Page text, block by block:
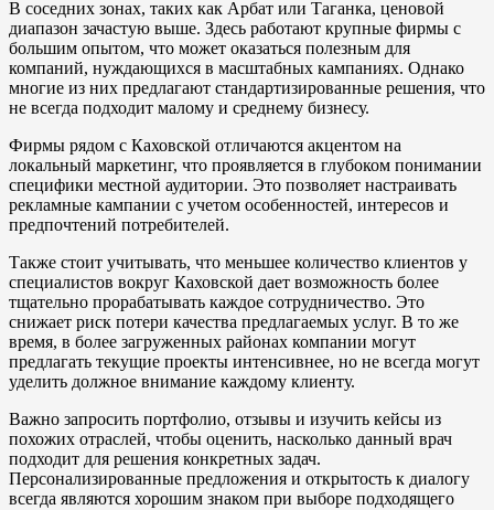
В соседних зонах, таких как Арбат или Таганка, ценовой
диапазон зачастую выше. Здесь работают крупные фирмы с
большим опытом, что может оказаться полезным для
компаний, нуждающихся в масштабных кампаниях. Однако
многие из них предлагают стандартизированные решения, что
не всегда подходит малому и среднему бизнесу.
Фирмы рядом с Каховской отличаются акцентом на
локальный маркетинг, что проявляется в глубоком понимании
специфики местной аудитории. Это позволяет настраивать
рекламные кампании с учетом особенностей, интересов и
предпочтений потребителей.
Также стоит учитывать, что меньшее количество клиентов у
специалистов вокруг Каховской дает возможность более
тщательно прорабатывать каждое сотрудничество. Это
снижает риск потери качества предлагаемых услуг. В то же
время, в более загруженных районах компании могут
предлагать текущие проекты интенсивнее, но не всегда могут
уделить должное внимание каждому клиенту.
Важно запросить портфолио, отзывы и изучить кейсы из
похожих отраслей, чтобы оценить, насколько данный врач
подходит для решения конкретных задач.
Персонализированные предложения и открытость к диалогу
всегда являются хорошим знаком при выборе подходящего